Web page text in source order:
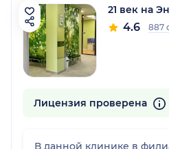
21 век на
4.6 887
Лицензия проверена
В данной клинике в